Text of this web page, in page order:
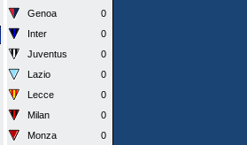
Genoa
0
Inter
0
Juventus
0
Lazio
0
Lecce
0
Milan
0
Monza
0